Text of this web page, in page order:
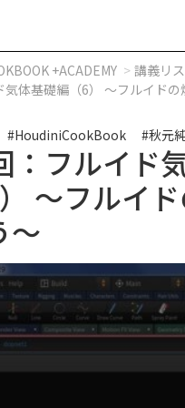
+ACADEMY
講義リ
気体基礎編（6） ～フルイドの
#HoudiniCookBook #秋元
：フルイド
～フルイ
～